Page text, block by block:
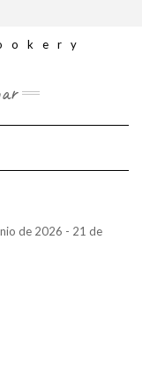
de navegación
de 2026 - 21 de